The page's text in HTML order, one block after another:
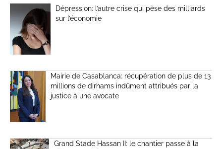
Dépression: l’autre crise qui pèse des milliards
sur l’économie
Mairie de Casablanca: récupération de plus de 13
millions de dirhams indûment attribués par la
justice à une avocate
Grand Stade Hassan II: le chantier passe à la